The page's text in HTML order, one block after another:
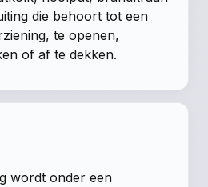
die behoort tot een
te openen,
of af te dekken.
wordt onder een